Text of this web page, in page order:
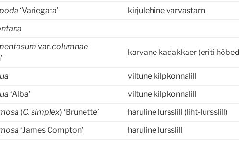
‘Variegata’
kirjulehine varvastarn
var.columnae
karvane kadakkaer (eriti
viltune kilpkonnalill
‘Alba’
viltune kilpkonnalill
(C. simplex) ‘Brunette’
haruline lursslill (liht-lursslill)
‘James Compton’
haruline lursslill